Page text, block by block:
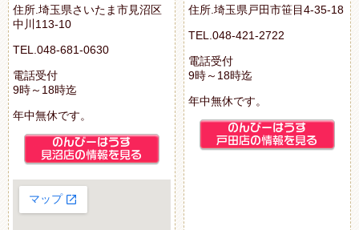
住所.埼玉県さいたま市見沼区
中川113-10
TEL.048-681-0630
電話受付
9時～18時迄
年中無休です。
住所.埼玉県戸田市笹目4-35-18
TEL.048-421-2722
電話受付
9時～18時迄
年中無休です。